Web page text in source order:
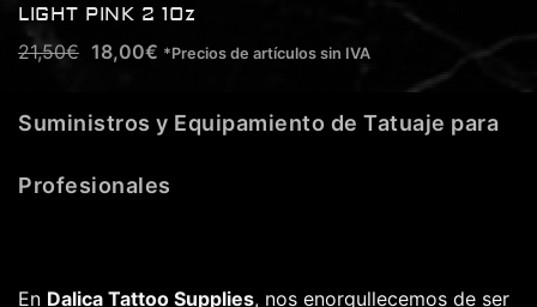
LIGHT PINK 2 1Oz
21,50€ 18,00€ *Precios de artículos sin IVA
Suministros y Equipamiento de Tatuaje para
Profesionales
En Dalica Tattoo Supplies, nos enorgullecemos de ser